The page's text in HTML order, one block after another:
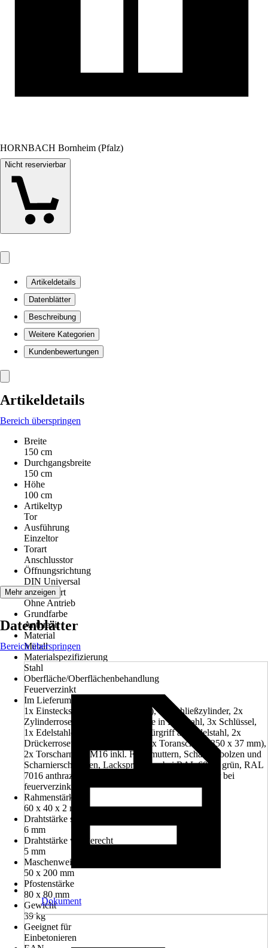
HORNBACH Bornheim (Pfalz)
Nicht reservierbar
Artikeldetails
Datenblätter
Beschreibung
Weitere Kategorien
Kundenbewertungen
Artikeldetails
Bereich überspringen
Breite
150 cm
Durchgangsbreite
150 cm
Höhe
100 cm
Artikeltyp
Tor
Ausführung
Einzeltor
Torart
Anschlusstor
Öffnungsrichtung
DIN Universal
Antriebsart
Ohne Antrieb
Grundfarbe
Anthrazit
Material
Metall
Materialspezifizierung
Stahl
Oberfläche/Oberflächenbehandlung
Feuerverzinkt
Im Lieferumfang enthalten
1x Einsteckschloss (240 x 22 mm), 1x Schließzylinder, 2x
Zylinderrosette, 2x Rosettenblende in Edelstahl, 3x Schlüssel,
1x Edelstahldrückergarnitur, 2x Türgriff aus Edelstahl, 2x
Drückerrosette, 1x Vierkantstift, 1x Toranschlag (350 x 37 mm),
2x Torscharniere M16 inkl. Flachmuttern, Scharnierbolzen und
Scharnierschrauben, Lackspray (nur bei RAL 6005, grün, RAL
7016 anthrazit, RAL 9005 schwarz), Zinkspray (nur bei
feuerverzinkt)
Rahmenstärke
60 x 40 x 2 mm
Drahtstärke senkrecht
6 mm
Drahtstärke waagerecht
5 mm
Maschenweite
50 x 200 mm
Pfostenstärke
80 x 80 mm
Gewicht
39 kg
Geeignet für
Einbetonieren
Mehr anzeigen
Datenblätter
Bereich überspringen
Dokument